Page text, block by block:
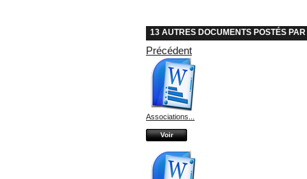
13 AUTRES DOCUMENTS POSTÉS
Précédent
Associations...
Voir